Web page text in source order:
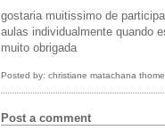
gostaria muitissimo de
aulas individualmente quando
muito obrigada
Posted by: christiane matachana
Post a comment